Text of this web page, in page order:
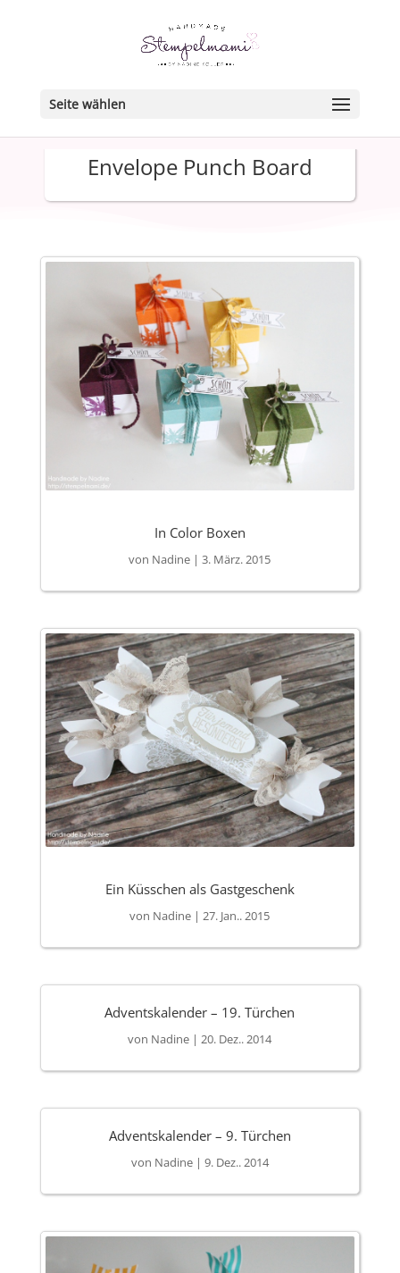
Seite wählen
Envelope Punch Board
In Color Boxen
von Nadine |3. März. 2015
Ein Küsschen als Gastgeschenk
von Nadine |27. Jan.. 2015
Adventskalender – 19. Türchen
von Nadine |20. Dez.. 2014
Adventskalender – 9. Türchen
von Nadine| 9. Dez.. 2014